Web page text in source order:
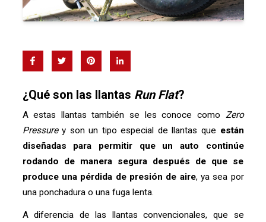
¿Qué son las llantas Run Flat?
A estas llantas también se les conoce como Zero
Pressurey son un tipo especial de llantas que están
diseñadas para permitir que un auto continúe
rodando de manera segura después de que se
produce una pérdida de presión de aire, ya sea por
una ponchadura o una fuga lenta.
A diferencia de las llantas convencionales, que se